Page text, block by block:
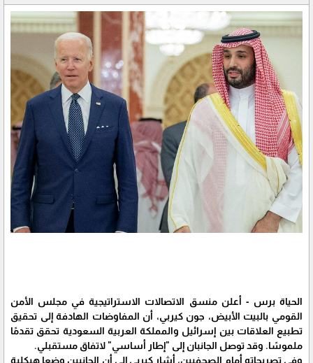
الحياة برس - أعلن منسق الاتصالات الاستراتيجية في مجلس الأمن
القومي بالبيت الأبيض، جون كيربي، أن المفاوضات الهادفة إلى تحقيق
تطبيع العلاقات بين إسرائيل والمملكة العربية السعودية تحقق تقدمًا
ملموسًا. وقد توصل الجانبان إلى "إطار أساسي" لاتفاق مستقبلي.
وفي تصريحاته أمام الصحفيين، أشار كيربي إلى أن الجانبين وضعا هيكلية